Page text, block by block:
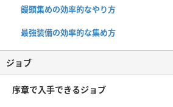
饅頭集めの効率的なやり方
最強装備の効率的な集め方
ジョブ
序章で入手できるジョブ